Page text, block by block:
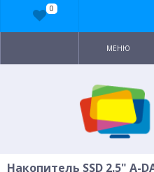
МЕНЮ
Накопитель SSD 2.5" A-
0